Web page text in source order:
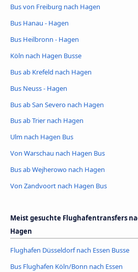
Bus von Freiburg nach Hagen
Bus Hanau - Hagen
Bus Heilbronn - Hagen
Köln nach Hagen Busse
Bus ab Krefeld nach Hagen
Bus Neuss - Hagen
Bus ab San Severo nach Hagen
Bus ab Trier nach Hagen
Ulm nach Hagen Bus
Von Warschau nach Hagen Bus
Bus ab Wejherowo nach Hagen
Von Zandvoort nach Hagen Bus
Meist gesuchte Flughafentransfers
Hagen
Flughafen Düsseldorf nach Essen Busse
Bus Flughafen Köln/Bonn nach Essen